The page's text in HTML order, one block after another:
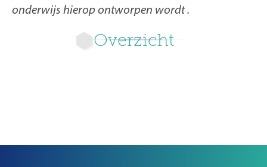
Overzicht
onderwijs hierop ontworpen wordt .